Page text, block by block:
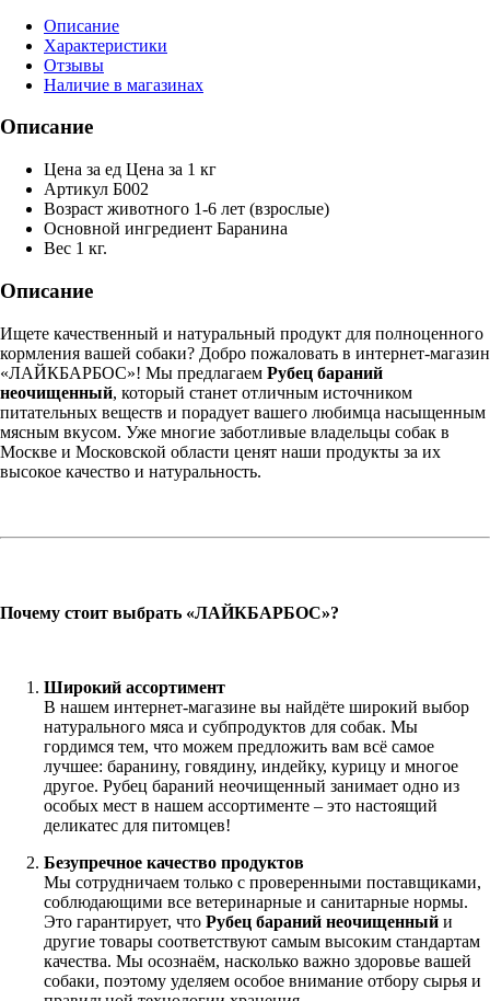
Описание
Характеристики
Отзывы
Наличие в магазинах
Описание
Цена за ед Цена за 1 кг
Артикул Б002
Возраст животного 1-6 лет (взрослые)
Основной ингредиент Баранина
Вес 1 кг.
Описание
Ищете качественный и натуральный продукт для полноценного
кормления вашей собаки? Добро пожаловать в интернет-магазин
«ЛАЙКБАРБОС»! Мы предлагаем Рубец бараний
неочищенный, который станет отличным источником
питательных веществ и порадует вашего любимца насыщенным
мясным вкусом. Уже многие заботливые владельцы собак в
Москве и Московской области ценят наши продукты за их
высокое качество и натуральность.
Почему стоит выбрать «ЛАЙКБАРБОС»?
Широкий ассортимент
В нашем интернет-магазине вы найдёте широкий выбор
натурального мяса и субпродуктов для собак. Мы
гордимся тем, что можем предложить вам всё самое
лучшее: баранину, говядину, индейку, курицу и многое
другое. Рубец бараний неочищенный занимает одно из
особых мест в нашем ассортименте – это настоящий
деликатес для питомцев!
Безупречное качество продуктов
Мы сотрудничаем только с проверенными поставщиками,
соблюдающими все ветеринарные и санитарные нормы.
Это гарантирует, что Рубец бараний неочищенный и
другие товары соответствуют самым высоким стандартам
качества. Мы осознаём, насколько важно здоровье вашей
собаки, поэтому уделяем особое внимание отбору сырья и